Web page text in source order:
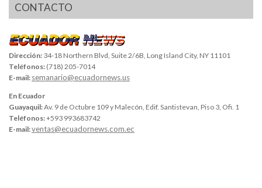
CONTACTO
Dirección: 34-18 Northern Blvd, Suite 2/6B, Long Island City, NY 11101
Teléfonos: (718) 205-7014
E-mail: semanario@ecuadornews.us
En Ecuador
Guayaquil:Av. 9 de Octubre 109 y Malecón, Edif. Santistevan, Piso 3, Ofi. 1
Teléfonos:+593 993683742
E-mail:ventas@ecuadornews.com.ec